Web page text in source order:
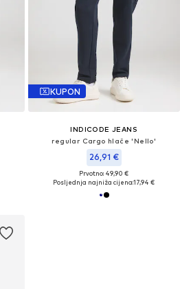
KUPON
INDICODE JEANS
regular Cargo hlače 'Nello'
26,91 €
Prvotno: 49,90 €
Posljednja najniža cijena:17,94 €